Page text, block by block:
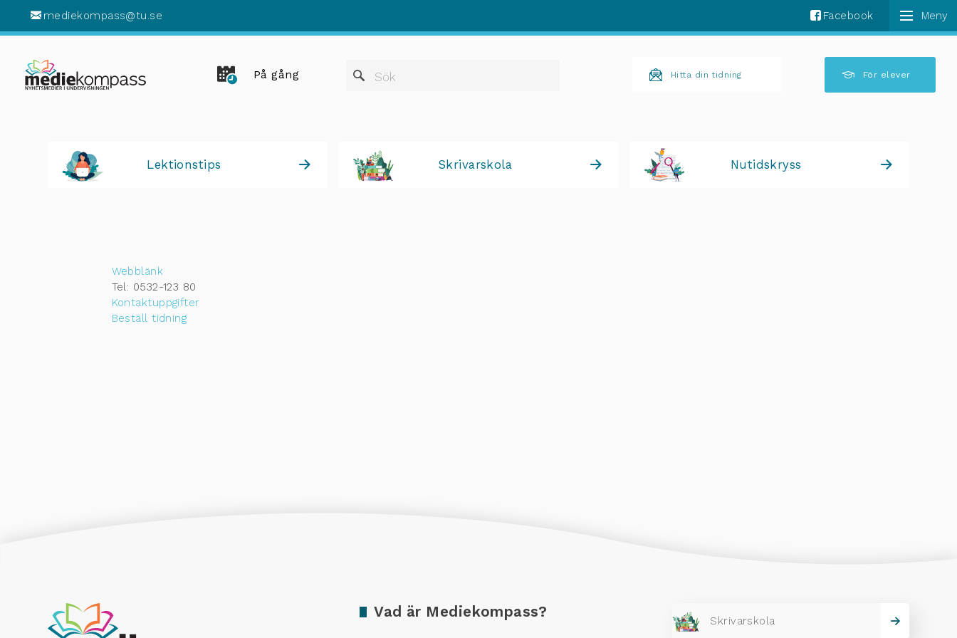
mediekompass@tu.se Facebook
På gång Sök
När automatisk komplettering av resultat är tillgängliga
Hitta din tidning För elever
Lektionstips Skrivarskola Nutidskryss
Webblänk
Tel: 0532-123 80
Kontaktuppgifter
Beställ tidning
Vad är Mediekompass?
Skrivarskola